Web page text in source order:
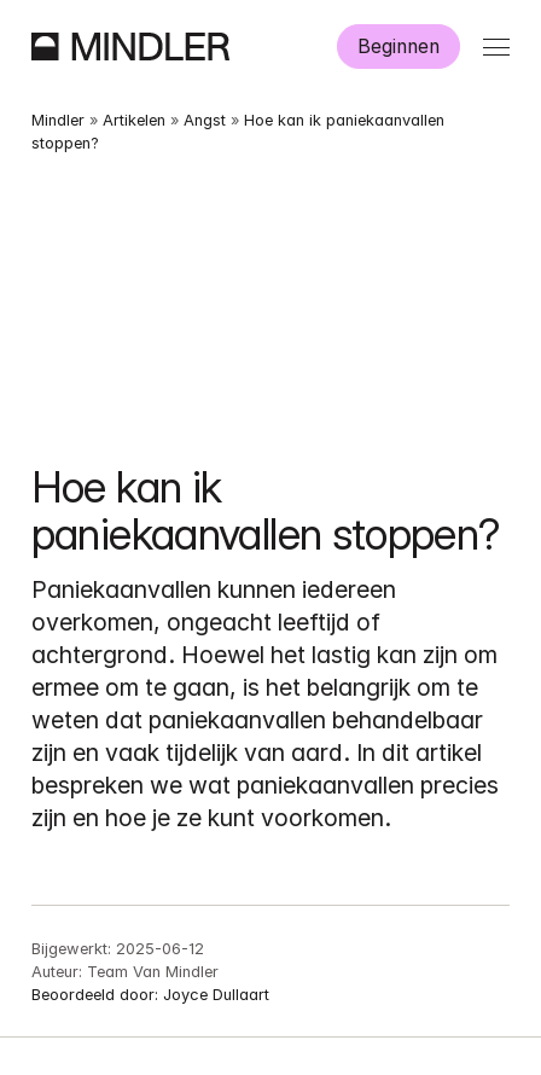
Beginnen
Hoe werkt Mindler?
Mindler » Artikelen » Angst » Hoe kan ik paniekaanvallen
stoppen?
Hoe kan ik
paniekaanvallen stoppen?
Paniekaanvallen kunnen iedereen
overkomen, ongeacht leeftijd of
achtergrond. Hoewel het lastig kan zijn om
ermee om te gaan, is het belangrijk om te
weten dat paniekaanvallen behandelbaar
zijn en vaak tijdelijk van aard. In dit artikel
bespreken we wat paniekaanvallen precies
zijn en hoe je ze kunt voorkomen.
Bijgewerkt: 2025-06-12
Auteur: Team Van Mindler
Beoordeeld door: Joyce Dullaart